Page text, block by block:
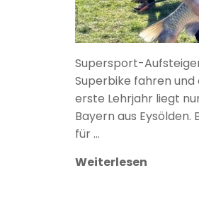
Supersport-
Superbike fahren
erste Lehrjahr liegt
Bayern aus Eysölden.
für …
Weiterlesen